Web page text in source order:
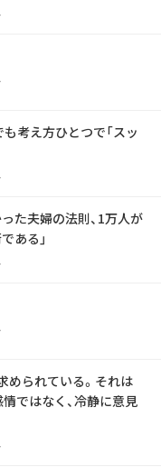
考え方ひとつで「スッ
た夫婦の法則、1万人が
ある」
められている。それは
情ではなく、冷静に意見